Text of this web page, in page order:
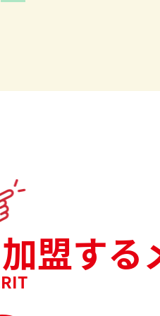
加盟する